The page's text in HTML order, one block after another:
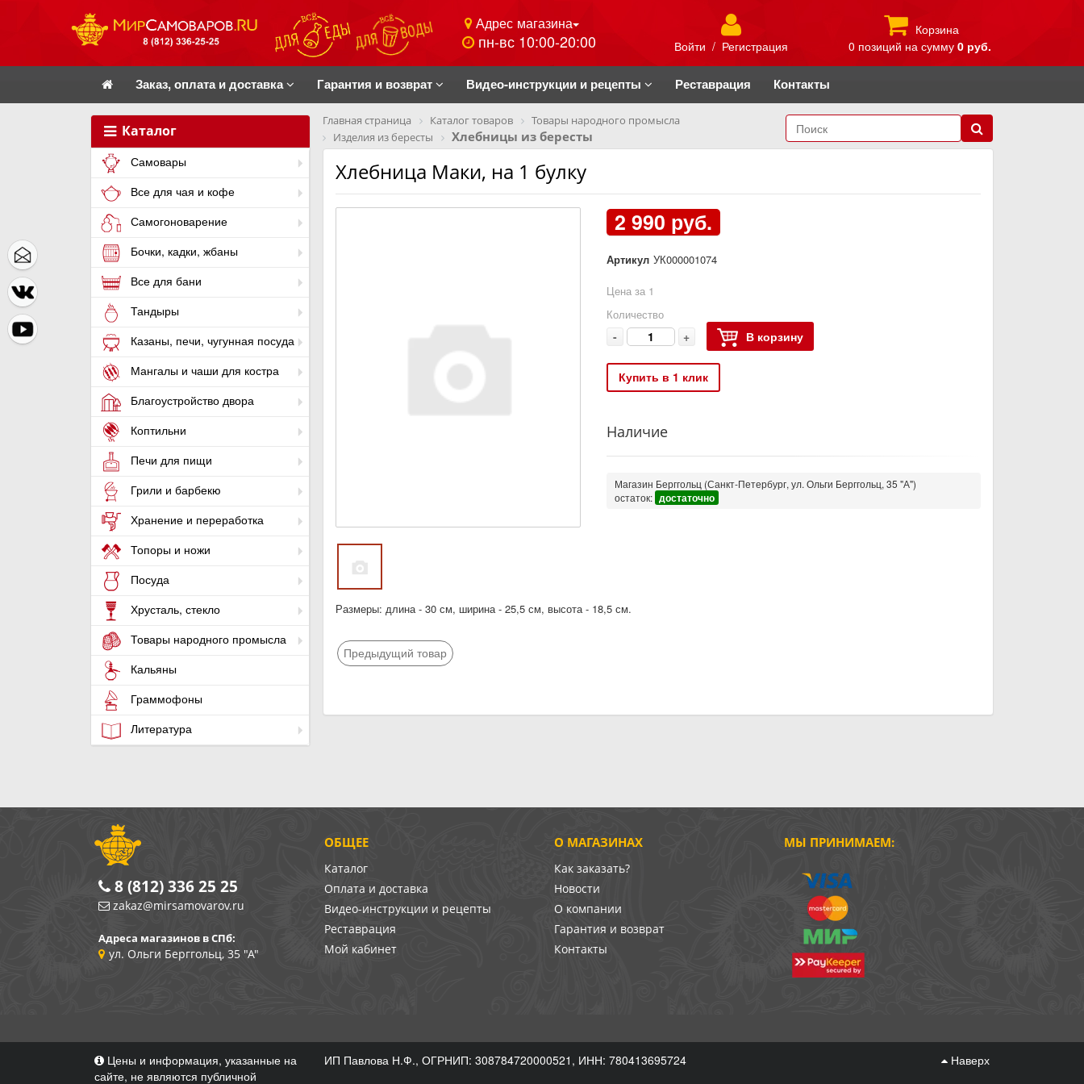
Адрес магазина
пн-вс 10:00-20:00 Войти / Регистрация
Корзина
0 позиций на сумму 0 руб.
Заказ, оплата и доставка Гарантия и возврат Видео-инструкции и рецепты Реставрация Контакты
Каталог
Самовары
Все для чая и кофе
Самогоноварение
Бочки, кадки, жбаны
Все для бани
Тандыры
Казаны, печи, чугунная посуда
Мангалы и чаши для костра
Благоустройство двора
Коптильни
Печи для пищи
Грили и барбекю
Хранение и переработка
Топоры и ножи
Посуда
Хрусталь, стекло
Товары народного промысла
Кальяны
Граммофоны
Литература
Главная страница Каталог товаров
Товары народного промысла
Изделия из бересты
Хлебницы из бересты
Хлебница Маки, на 1 булку
2 990 руб.
Артикул УК000001074
Цена за 1
Количество
- + В корзину
Купить в 1 клик
Наличие
Магазин Берггольц (Санкт-Петербург, ул. Ольги Берггольц, 35 "А")
остаток: достаточно
Размеры: длина - 30 см, ширина - 25,5 см, высота - 18,5 см.
Предыдущий товар
О МАГАЗИНАХ
Как заказать?
Новости
О компании
Гарантия и возврат
Контакты
ОБЩЕЕ
Каталог
Оплата и доставка
Видео-инструкции и рецепты
Реставрация
Мой кабинет
МЫ ПРИНИМАЕМ:
8 (812) 336 25 25
zakaz@mirsamovarov.ru
Адреса магазинов в СПб:
ул. Ольги Берггольц, 35 "А"
Цены и информация, указанные на
сайте, не являются публичной
ИП Павлова Н.Ф., ОГРНИП: 308784720000521, ИНН: 780413695724 Наверх